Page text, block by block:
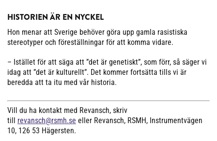
HISTORIEN ÄR EN NYCKEL
Hon menar att Sverige behöver göra upp gamla rasistiska
stereotyper och föreställningar för att komma vidare.
– Istället för att säga att ”det är genetiskt”, som förr, så säger vi
idag att ”det är kulturellt”. Det kommer fortsätta tills vi är
beredda att ta itu med vår historia.
Vill du ha kontakt med Revansch, skriv
till revansch@rsmh.se eller Revansch, RSMH, Instrumentvägen
10, 126 53 Hägersten.